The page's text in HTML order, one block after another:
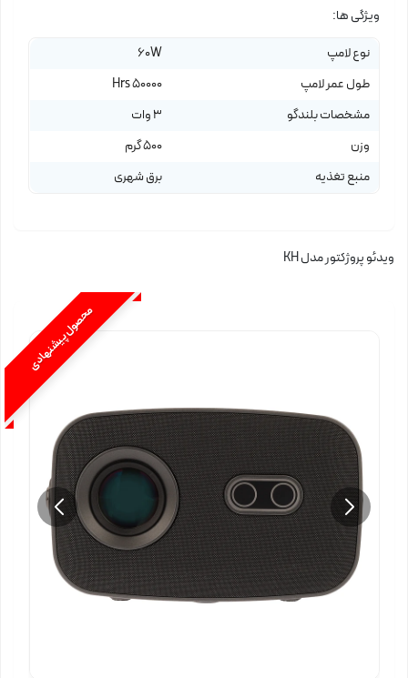
ویژگی ها:
نوع لامپ
60W
طول عمر لامپ
50000 Hrs
مشخصات بلندگو
3 وات
وزن
500 گرم
منبع تغذیه
برق شهری
ویدئو پروژکتور مدل KH
محصول پیشنهادی